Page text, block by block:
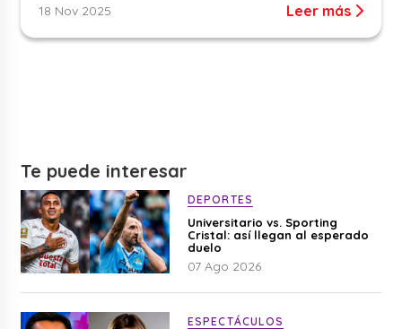
18 Nov 2025 Leer más
Te puede interesar
DEPORTES
Universitario vs. Sporting
Cristal: así llegan al esperado
duelo
07 Ago 2026
ESPECTÁCULOS